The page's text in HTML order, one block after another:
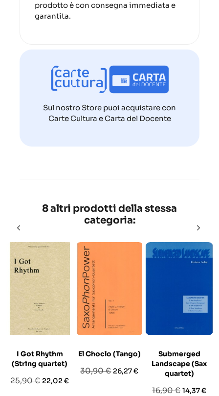
prodotto è con consegna immediata e
garantita.
Sul nostro Store puoi acquistare con
Carte Cultura e Carta del Docente
8 altri prodotti della stessa
categoria:
I Got Rhythm
(String quartet)
Prezzo
25,90 € Prezzo
22,02 €
El Choclo (Tango)
Prezzo
30,90 € Prezzo
26,27 €
Submerged
Landscape (Sax
quartet)
Prezzo
16,90 € Prezzo
14,37 €